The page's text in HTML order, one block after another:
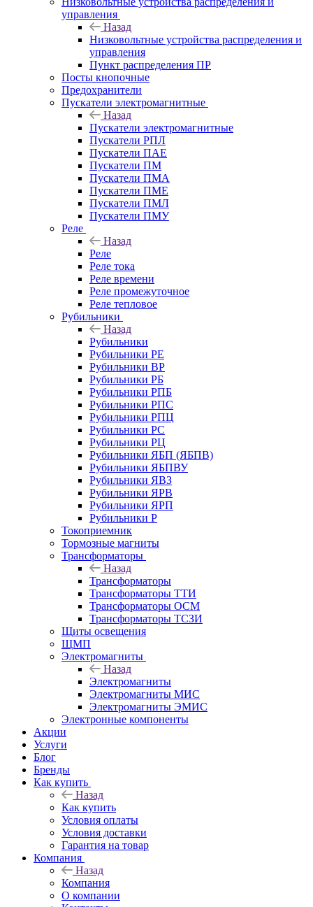
управления
Назад
Низковольтные устройства распределения и
управления
Пункт распределения ПР
Посты кнопочные
Предохранители
Пускатели электромагнитные
Назад
Пускатели электромагнитные
Пускатели РПЛ
Пускатели ПАЕ
Пускатели ПМ
Пускатели ПМА
Пускатели ПМЕ
Пускатели ПМЛ
Пускатели ПМУ
Реле
Назад
Реле
Реле тока
Реле времени
Реле промежуточное
Реле тепловое
Рубильники
Назад
Рубильники
Рубильники РЕ
Рубильники ВР
Рубильники РБ
Рубильники РПБ
Рубильники РПС
Рубильники РПЦ
Рубильники РС
Рубильники РЦ
Рубильники ЯБП (ЯБПВ)
Рубильники ЯБПВУ
Рубильники ЯВЗ
Рубильники ЯРВ
Рубильники ЯРП
Рубильники Р
Токоприемник
Тормозные магниты
Трансформаторы
Назад
Трансформаторы
Трансформаторы ТТИ
Трансформаторы ОСМ
Трансформаторы ТСЗИ
Щиты освещения
ЩМП
Электромагниты
Назад
Электромагниты
Электромагниты МИС
Электромагниты ЭМИС
Электронные компоненты
Акции
Услуги
Блог
Бренды
Как купить
Назад
Как купить
Условия оплаты
Условия доставки
Гарантия на товар
Компания
Назад
Компания
О компании